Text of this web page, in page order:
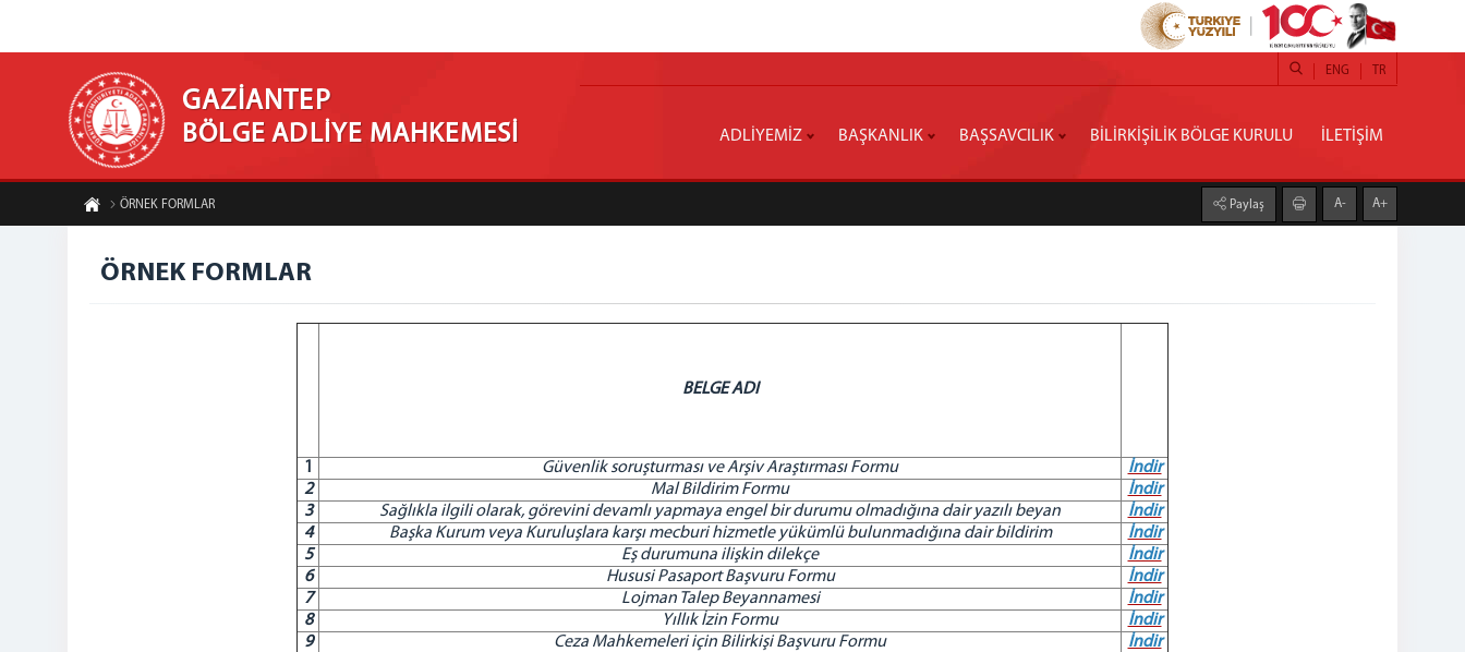
GAZİANTEP
BÖLGE ADLİYE MAHKEMESİ
TR
ENG
ADLİYEMİZ BAŞKANLIK BAŞSAVCILIK BİLİRKİŞİLİK BÖLGE KURULU İLETİŞİM
ÖRNEK FORMLAR Paylaş A- A+
ÖRNEK FORMLAR
BELGE ADI
1 Güvenlik soruşturması ve Arşiv Araştırması Formu
İndir
2
Mal Bildirim Formu
İndir
3
Sağlıkla ilgili olarak, görevini devamlı yapmaya engel bir durumu olmadığına dair yazılı beyan
İndir
4
Başka Kurum veya Kuruluşlara karşı mecburi hizmetle yükümlü bulunmadığına dair bildirim
İndir
5
Eş durumuna ilişkin dilekçe
İndir
6
Hususi Pasaport Başvuru Formu
İndir
7
Lojman Talep Beyannamesi
İndir
8
Yıllık İzin Formu
İndir
9
Ceza Mahkemeleri için Bilirkişi Başvuru Formu
İndir